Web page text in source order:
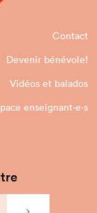
Contact
Devenir bénévole!
Vidéos et balados
enseignant·e⋅s